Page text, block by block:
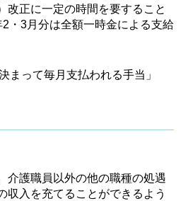
改正に一定の時間を要すること
・3月分は全額一時金による支給
って毎月支払われる手当」
介護職員以外の他の職種の処遇
収入を充てることができるよう